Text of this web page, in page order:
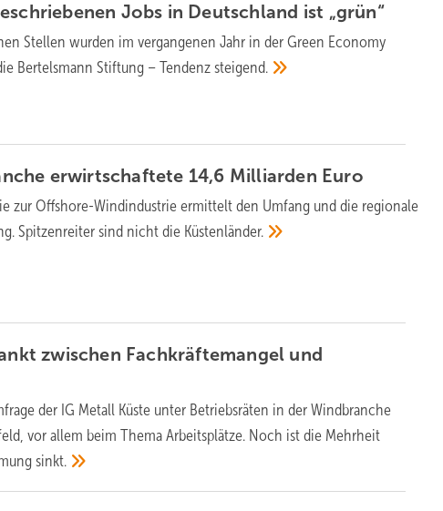
Jobs in Deutschland ist „grün“
Stellen wurden im vergangenen Jahr in der Green Economy
Bertelsmann Stiftung – Tendenzsteigend.
erwirtschaftete 14,6 Milliarden Euro
zur Offshore-Windindustrie ermittelt den Umfang und die regionale
Spitzenreiter sind nicht die Küstenländer.
zwischen Fachkräftemangel und
der IG Metall Küste unter Betriebsräten in der Windbranche
vor allem beim Thema Arbeitsplätze. Noch ist die Mehrheit
sinkt.